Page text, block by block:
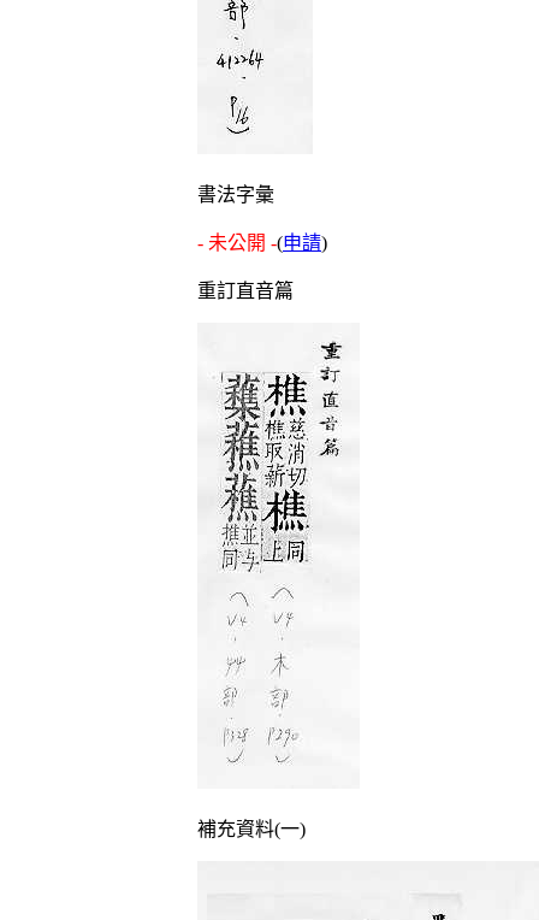
書法字彙
- 未公開 -(申請)
重訂直音篇
補充資料(一)